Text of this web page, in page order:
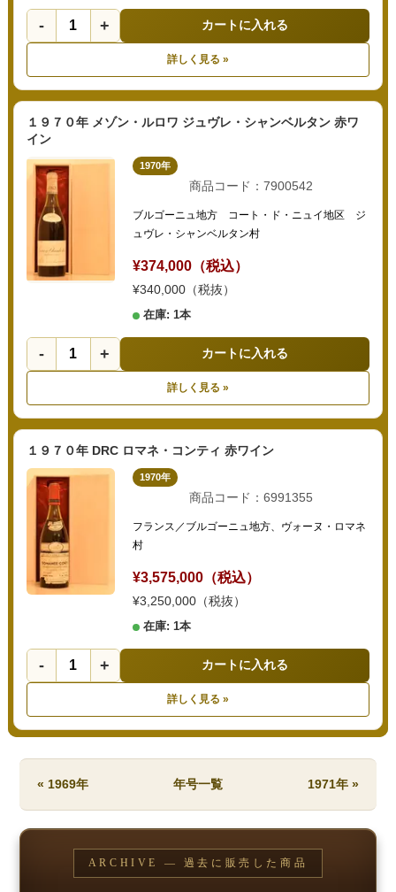
- + カートに入れる
詳しく見る »
１９７０年 メゾン・ルロワ ジュヴレ・シャンベルタン 赤ワ
イン
1970年
商品コード：7900542
ブルゴーニュ地方 コート・ド・ニュイ地区 ジ
ュヴレ・シャンベルタン村
¥374,000（税込）
¥340,000（税抜）
在庫: 1本
- + カートに入れる
詳しく見る »
１９７０年 DRC ロマネ・コンティ 赤ワイン
1970年
商品コード：6991355
フランス／ブルゴーニュ地方、ヴォーヌ・ロマネ
村
¥3,575,000（税込）
¥3,250,000（税抜）
在庫: 1本
- + カートに入れる
詳しく見る »
« 1969年 年号一覧 1971年 »
ARCHIVE — 過去に販売した商品